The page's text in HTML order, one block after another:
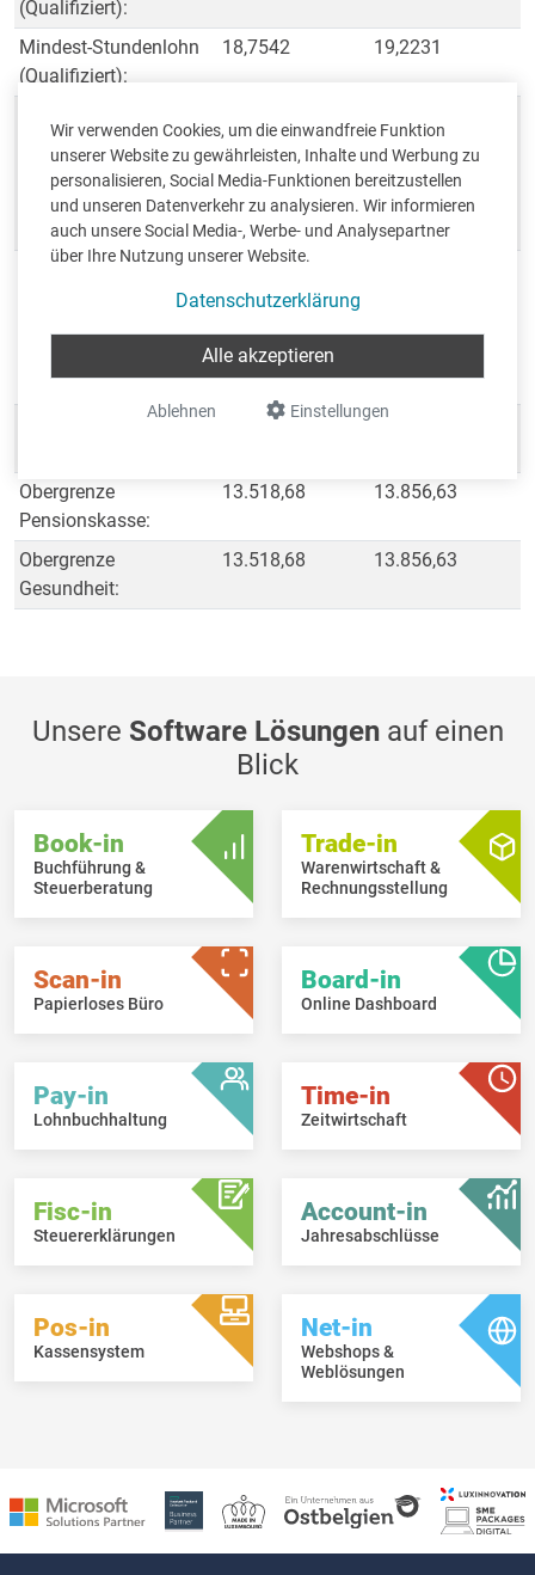
Wir verwenden Cookies, um die einwandfreie Funktion
unserer Website zu gewährleisten, Inhalte und Werbung zu
personalisieren, Social Media-Funktionen bereitzustellen
und unseren Datenverkehr zu analysieren. Wir informieren
auch unsere Social Media-, Werbe- und Analysepartner
über Ihre Nutzung unserer Website.
Datenschutzerklärung
Einstellungen
Ablehnen
Alle akzeptieren
(Qualifiziert):
Mindest-Stundenlohn
(Qualifiziert):
18,7542 19,2231
Bemessungsgrundlage
Pensionäre
(Krankenkasse -
Natur(Pflege)):
Minimum Stundenlohn
Bemessungsgrundlage
Natur(Pflege)):
13.518,68 13.856,63
Obergrenze
Pensionskasse:
13.518,68 13.856,63
Obergrenze
Gesundheit:
13.518,68 13.856,63
Unsere Software Lösungenauf einen
Blick
Book-in
Buchführung &
Steuerberatung
Trade-in
Warenwirtschaft &
Rechnungsstellung
Scan-in
Papierloses Büro
Board-in
Online Dashboard
Pay-in
Lohnbuchhaltung
Time-in
Zeitwirtschaft
Fisc-in
Steuererklärungen
Account-in
Jahresabschlüsse
Pos-in
Kassensystem
Net-in
Webshops &
Weblösungen